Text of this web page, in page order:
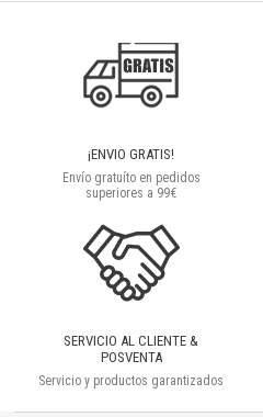
¡ENVIO GRATIS!
Envío gratuíto en pedidos
superiores a 99€
SERVICIO AL CLIENTE &
POSVENTA
Servicio y productos garantizados